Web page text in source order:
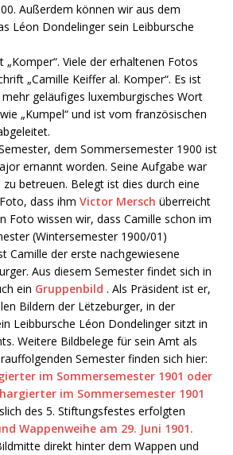
Außerdem können wir aus dem
Léon Dondelinger sein Leibbursche
„Komper“. Viele der erhaltenen Fotos
„Camille Keiffer al. Komper“. Es ist
geläufiges luxemburgisches Wort
„Kumpel“ und ist vom französischen
dem Sommersemester 1900 ist
ernannt worden. Seine Aufgabe war
betreuen. Belegt ist dies durch eine
dass ihm Victor Mersch überreicht
Foto wissen wir, dass Camille schon im
(Wintersemester 1900/01)
Camille der erste nachgewiesene
Aus diesem Semester findet sich in
ein Gruppenbild . Als Präsident ist er,
Bildern der Lëtzeburger, in der
Leibbursche Léon Dondelinger sitzt in
Weitere Bildbelege für sein Amt als
Semester finden sich hier:
im Sommersemester 1901 oder
im Sommersemester 1901
des 5. Stiftungsfestes erfolgten
Wappenweihe am 29. Juni 1901.
direkt hinter dem Wappen und